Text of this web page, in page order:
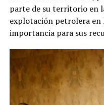
parte de su territorio en
explotación petrolera en
importancia para sus